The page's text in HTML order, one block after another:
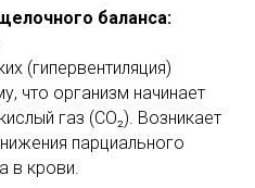
баланса:
(гипервентиляция)
что организм начинает
газ (CO₂). Возникает
парциального
в крови.